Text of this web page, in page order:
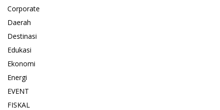
Corporate
Daerah
Destinasi
Edukasi
Ekonomi
Energi
EVENT
FISKAL